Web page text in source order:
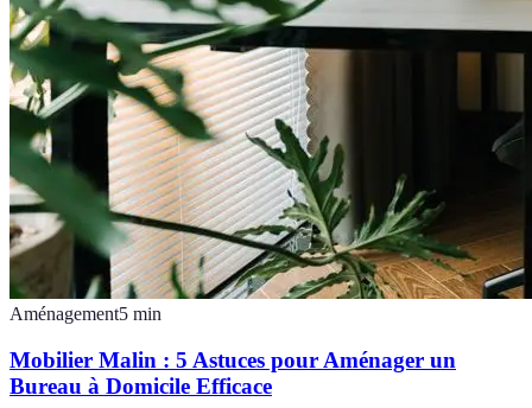
Aménagement5 min
Mobilier Malin : 5 Astuces pour Aménager un
Bureau à Domicile Efficace